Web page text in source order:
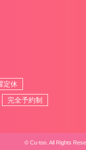
定休
完全予約制
© Cu-too. All Rights